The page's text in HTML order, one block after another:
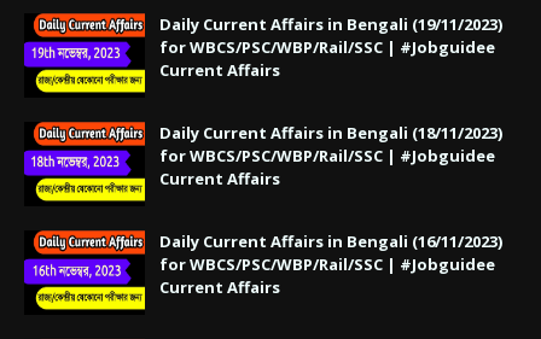
Daily Current Affairs in Bengali (19/11/2023)
for WBCS/PSC/WBP/Rail/SSC | #Jobguidee
Current Affairs
Daily Current Affairs in Bengali (18/11/2023)
for WBCS/PSC/WBP/Rail/SSC | #Jobguidee
Current Affairs
Daily Current Affairs in Bengali (16/11/2023)
for WBCS/PSC/WBP/Rail/SSC | #Jobguidee
Current Affairs